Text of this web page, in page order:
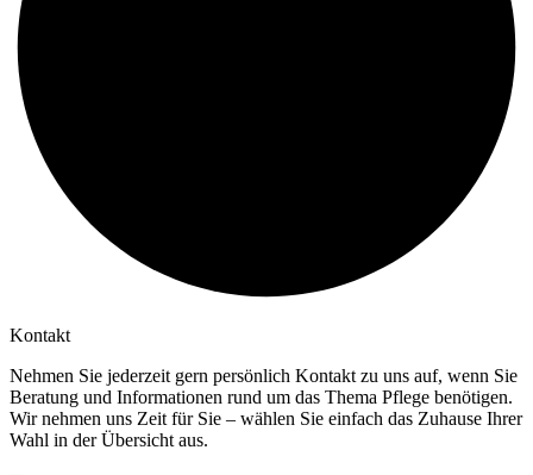
Kontakt
Nehmen Sie jederzeit gern persönlich Kontakt zu uns auf, wenn Sie
Beratung und Informationen rund um das Thema Pflege benötigen.
Wir nehmen uns Zeit für Sie – wählen Sie einfach das Zuhause Ihrer
Wahl in der Übersicht aus.